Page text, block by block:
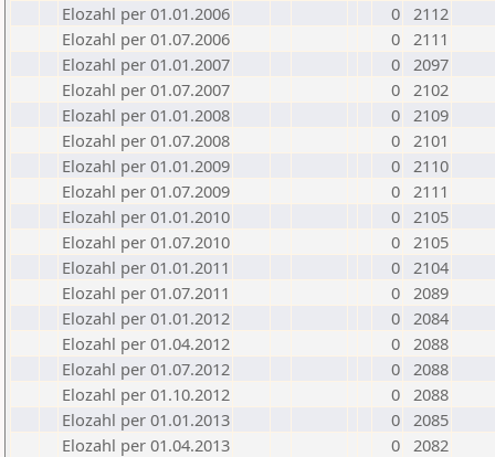
Elozahl per 01.01.2006
0 2112
Elozahl per 01.07.2006
0 2111
Elozahl per 01.01.2007
0 2097
Elozahl per 01.07.2007
0 2102
Elozahl per 01.01.2008
0 2109
Elozahl per 01.07.2008
0 2101
Elozahl per 01.01.2009
0 2110
Elozahl per 01.07.2009
0 2111
Elozahl per 01.01.2010
0 2105
Elozahl per 01.07.2010
0 2105
Elozahl per 01.01.2011
0 2104
Elozahl per 01.07.2011
0 2089
Elozahl per 01.01.2012
0 2084
Elozahl per 01.04.2012
0 2088
Elozahl per 01.07.2012
0 2088
Elozahl per 01.10.2012
0 2088
Elozahl per 01.01.2013
0 2085
Elozahl per 01.04.2013
0 2082